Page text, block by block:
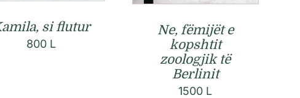
si flutur
800 L
Ne, fëmijët e
kopshtit
zoologjik të
Berlinit
1500 L